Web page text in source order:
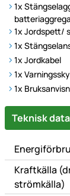
1x
1x Jordspett/
1x
1x Jordkabel
1x
1x
Teknisk
Kraftkälla
strömkälla)